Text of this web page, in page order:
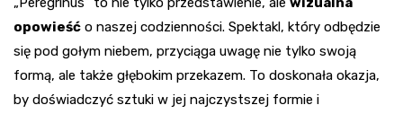
opowieść o naszej codzienności. Spektakl, który odbędzie
się pod gołym niebem, przyciąga uwagę nie tylko swoją
formą, ale także głębokim przekazem. To doskonała okazja,
by doświadczyć sztuki w jej najczystszej formie i